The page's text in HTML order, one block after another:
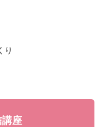
り
座